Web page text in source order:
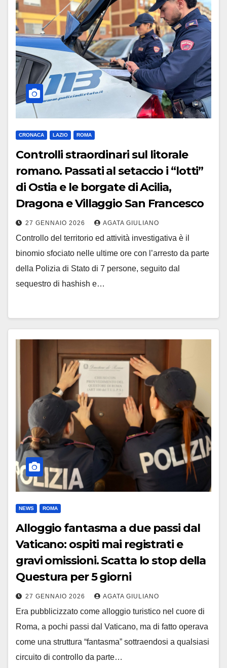
CRONACA LAZIO ROMA
Controlli straordinari sul litorale
romano. Passati al setaccio i “lotti”
di Ostia e le borgate di Acilia,
Dragona e Villaggio San Francesco
27 GENNAIO 2026 AGATA GIULIANO
Controllo del territorio ed attività investigativa è il
binomio sfociato nelle ultime ore con l’arresto da parte
della Polizia di Stato di 7 persone, seguito dal
sequestro di hashish e…
NEWS ROMA
Alloggio fantasma a due passi dal
Vaticano: ospiti mai registrati e
gravi omissioni. Scatta lo stop della
Questura per 5 giorni
27 GENNAIO 2026 AGATA GIULIANO
Era pubblicizzato come alloggio turistico nel cuore di
Roma, a pochi passi dal Vaticano, ma di fatto operava
come una struttura “fantasma” sottraendosi a qualsiasi
circuito di controllo da parte…